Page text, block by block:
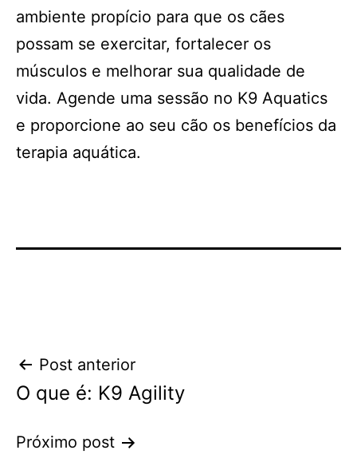
ambiente propício para que os cães
possam se exercitar, fortalecer os
músculos e melhorar sua qualidade de
vida. Agende uma sessão no K9 Aquatics
e proporcione ao seu cão os benefícios da
terapia aquática.
Navegação
de
Post
Post anterior
O que é: K9 Agility
Próximo post